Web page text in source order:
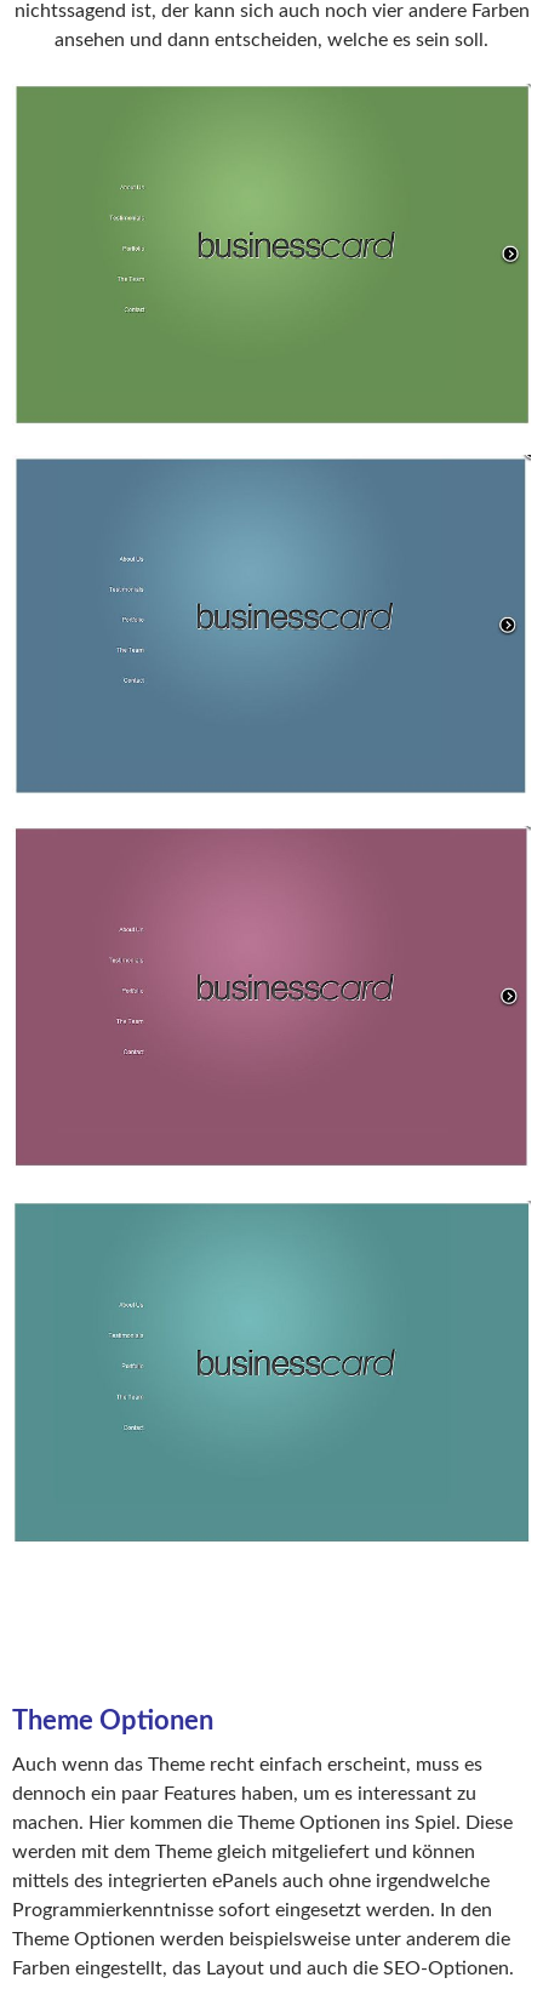
nichtssagend ist, der kann sich auch noch vier andere Farben
ansehen und dann entscheiden, welche es sein soll.
Theme Optionen
Auch wenn das Theme recht einfach erscheint, muss es
dennoch ein paar Features haben, um es interessant zu
machen. Hier kommen die Theme Optionen ins Spiel. Diese
werden mit dem Theme gleich mitgeliefert und können
mittels des integrierten ePanels auch ohne irgendwelche
Programmierkenntnisse sofort eingesetzt werden. In den
Theme Optionen werden beispielsweise unter anderem die
Farben eingestellt, das Layout und auch die SEO-Optionen.